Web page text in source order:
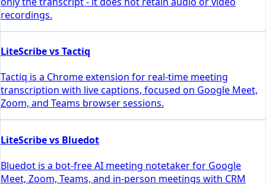
recordings.
LiteScribe vs Tactiq
Tactiq is a Chrome extension for real-time meeting
transcription with live captions, focused on Google Meet,
Zoom, and Teams browser sessions.
LiteScribe vs Bluedot
Bluedot is a bot-free AI meeting notetaker for Google
Meet, Zoom, Teams, and in-person meetings with CRM